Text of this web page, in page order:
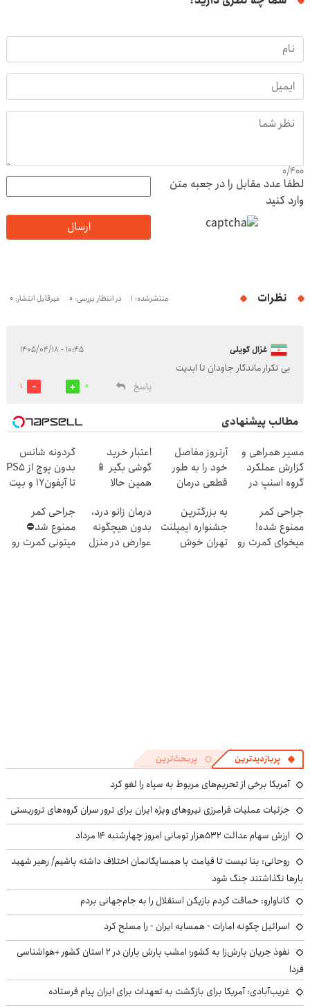
0/400
لطفا عدد مقابل را در جعبه متن
وارد کنید
ارسال
نظرات منتشرشده: 1 در انتظار بررسی: 0 غیرقابل انتشار: 0
غزال گویلی ۱۰:۴۵ - ۱۴۰۵/۰۴/۱۸
بی تکرار ماندگار جاودان تا ابدیت
پاسخ
0
1
مطالب پیشنهادی
مسیر همراهی و
گزارش عملکرد
گروه اسنپ در
آرتروز مفاصل
خود را به طور
قطعی درمان
◂پرسش‌نامه▸
اعتبار خرید
گوشی بگیر 📱
همین حالا
بده 🎯
گردونه شانس
بدون پوچ از PS5
تا آیفون17 و بیت
جراحی کمر
ممنوع شده!
میخوای کمرت رو
به بزرگترین
جشنواره ایمپلنت
تهران خوش
درمان زانو درد،
بدون هیچگونه
عوارض در منزل
جراحی کمر
ممنوع شد⛔
میتونی کمرت رو
پربازدیدترین پربحث‌ترین
آمریکا برخی از تحریم‌های مربوط به سپاه را لغو کرد
جزئیات عملیات فرامرزی نیروهای ویژه ایران برای ترور سران گروه‌های تروریستی
ارزش سهام عدالت ۵۳۲هزار تومانی امروز چهارشنبه ۱۴ مرداد
روحانی: بنا نیست تا قیامت با همسایگانمان اختلاف داشته باشیم/ رهبر شهید
بارها نگذاشتند جنگ شود
کاناوارو: حماقت کردم بازیکن استقلال را به جام‌جهانی بردم
اسرائیل چگونه امارات - همسایه ایران - را مسلح کرد
نفوذ جریان بارش‌زا به کشور؛ امشب بارش باران در ۲ استان کشور +هواشناسی
فردا
غریب‌آبادی: آمریکا برای بازگشت به تعهدات برای ایران پیام فرستاده